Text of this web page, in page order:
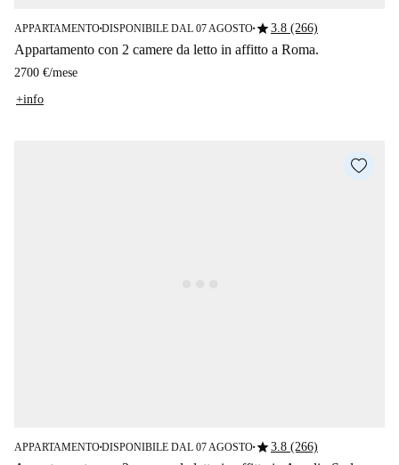
APPARTAMENTO■DISPONIBILE DAL 07 AGOSTO■star3.8 (266)
Appartamento con 2 camere da letto in affitto a Roma.
2700 €/mese
+info
APPARTAMENTO■DISPONIBILE DAL 07 AGOSTO■star3.8 (266)